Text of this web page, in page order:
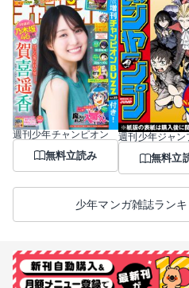
週刊少年チャンピオン
無料立読み
週刊少年ジャン
無料立
少年マンガ雑誌ラン